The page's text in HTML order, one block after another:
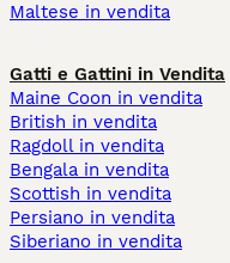
Maltese in vendita
Gatti e Gattini in Vendita
Maine Coon in vendita
British in vendita
Ragdoll in vendita
Bengala in vendita
Scottish in vendita
Persiano in vendita
Siberiano in vendita